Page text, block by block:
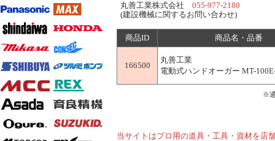
丸善工業株式会社 055-977-2180
(建設機械に関するお問い合わせ)
商品ID 商品名・品番
166500
丸善工業
電動式ハンドオーガー MT-
※
当サイトはプロ用の道具・工具・資材を店